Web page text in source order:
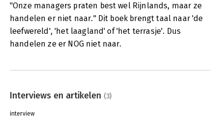
"Onze managers praten best wel Rijnlands, maar ze
handelen er niet naar." Dit boek brengt taal naar 'de
leefwereld', 'het laagland' of 'het terrasje'. Dus
handelen ze er NOG niet naar.
Interviews en artikelen (3)
interview